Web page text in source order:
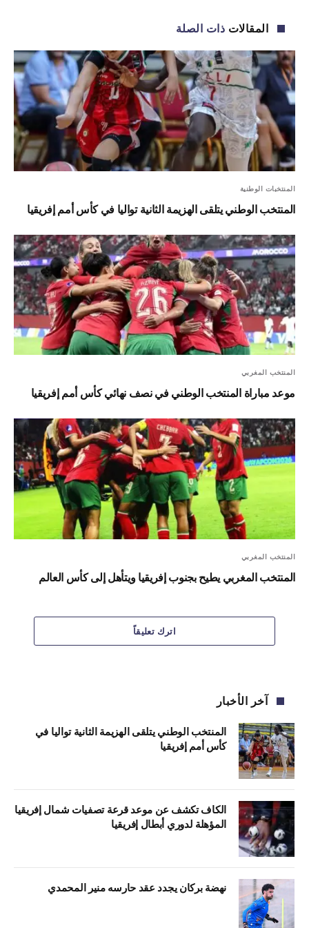
المقالات ذات الصلة
المنتخبات الوطنية
المنتخب الوطني يتلقى الهزيمة الثانية تواليا في كأس أمم إفريقيا
المنتخب المغربي
موعد مباراة المنتخب الوطني في نصف نهائي كأس أمم إفريقيا
المنتخب المغربي
المنتخب المغربي يطيح بجنوب إفريقيا ويتأهل إلى كأس العالم
اترك تعليقاً
آخر الأخبار
المنتخب الوطني يتلقى الهزيمة الثانية تواليا في
كأس أمم إفريقيا
الكاف تكشف عن موعد قرعة تصفيات شمال إفريقيا
المؤهلة لدوري أبطال إفريقيا
نهضة بركان يجدد عقد حارسه منير المحمدي